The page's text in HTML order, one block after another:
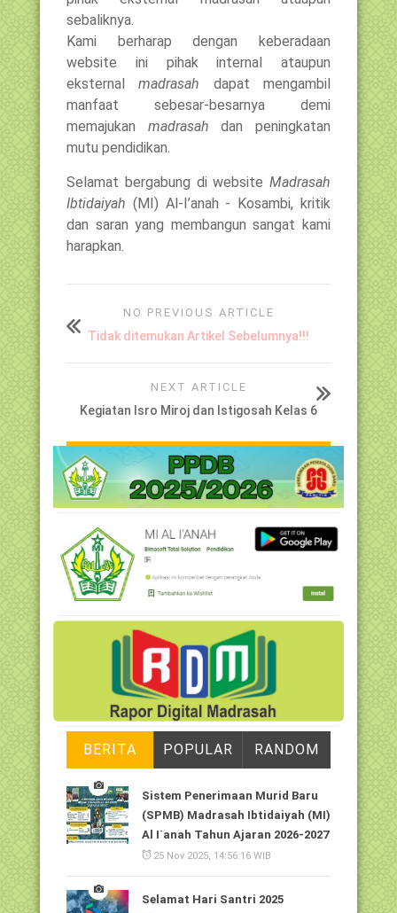
sebaliknya.
Kami berharap dengan keberadaan
website ini pihak internal ataupun
eksternalmadrasah dapat mengambil
manfaat sebesar-besarnya demi
memajukan madrasah dan peningkatan
mutu pendidikan.
Selamat bergabung di website Madrasah
Ibtidaiyah (MI) Al-I’anah - Kosambi, kritik
dan saran yang membangun sangat kami
harapkan.
NO PREVIOUS ARTICLE
Tidak ditemukan Artikel Sebelumnya!!!
NEXT ARTICLE
Kegiatan Isro Miroj dan Istigosah Kelas 6
BERITA POPULAR RANDOM
Sistem Penerimaan Murid Baru
(SPMB) Madrasah Ibtidaiyah (MI)
Al I`anah Tahun Ajaran 2026-2027
25 Nov 2025, 14:56:16 WIB
Selamat Hari Santri 2025